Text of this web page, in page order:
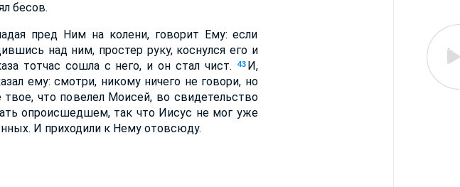
бесов.
пред Ним на колени, говорит Ему: если
над ним, простер руку, коснулся его и
тотчас сошла с него, и он стал чист. 43 И,
ему: смотри, никому ничего не говори, но
что повелел Моисей, во свидетельство
опроисшедшем, так что Иисус не мог уже
И приходили к Нему отовсюду.